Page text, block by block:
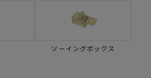
ソーイングボックス